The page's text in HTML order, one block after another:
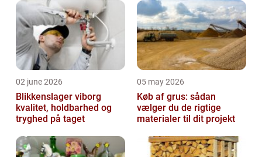
02 june 2026
Blikkenslager viborg
kvalitet, holdbarhed og
tryghed på taget
05 may 2026
Køb af grus: sådan
vælger du de rigtige
materialer til dit projekt